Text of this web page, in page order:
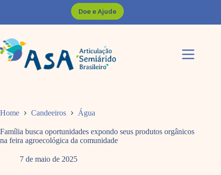
Doe e Ajude
Home Candeeiros Água
Família busca oportunidades expondo seus produtos orgânicos
na feira agroecológica da comunidade
7 de maio de 2025